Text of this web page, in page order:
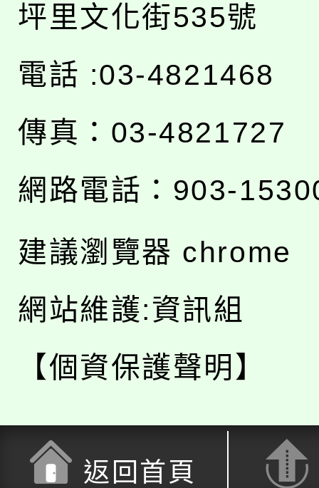
坪里文化街535號
電話 :03-4821468
傳真：03-4821727
網路電話：903-
建議瀏覽器 chrome
網站維護:資訊組
【個資保護聲明】
返回首頁